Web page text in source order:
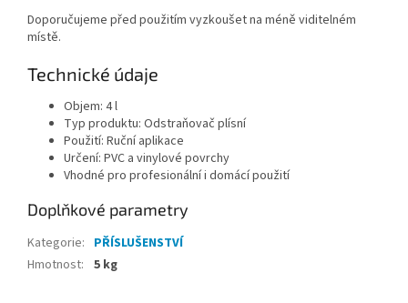
Doporučujeme před použitím vyzkoušet na méně viditelném
místě.
Technické údaje
Objem: 4 l
Typ produktu: Odstraňovač plísní
Použití: Ruční aplikace
Určení: PVC a vinylové povrchy
Vhodné pro profesionální i domácí použití
Doplňkové parametry
Kategorie: PŘÍSLUŠENSTVÍ
Hmotnost: 5 kg